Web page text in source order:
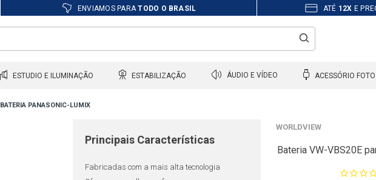
ENVIAMOS PARATODO O BRASIL ATÉ 12X E
ESTUDIO E ILUMINAÇÃO ESTABILIZAÇÃO ÁUDIO E VÍDEO ACESSÓRIO
BATERIA PANASONIC-LUMIX
Principais Características
Fabricadas com a mais alta tecnologia
WORLDVIEW
Bateria VW-VBS20E